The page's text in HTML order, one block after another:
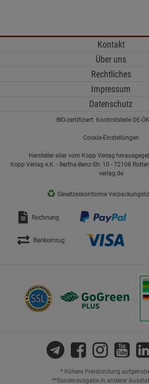
Kontakt
Über uns
Rechtliches
Impressum
Datenschutz
BIO-zertifiziert: Kontrollstelle DE-
Cookie-Einstellungen
Hersteller aller vom Kopp Verlag
Kopp Verlag e.K. - Bertha-Benz-Str. 10 - 72108
verlag.de
♻ Gesetzeskonforme
* frühere Preisbindung
**Sonderausgabe in anderer